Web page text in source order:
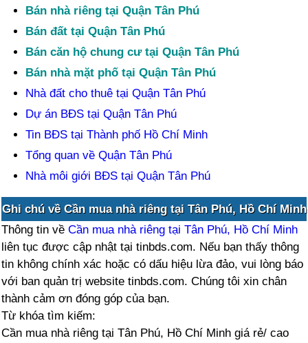
Bán nhà riêng tại Quận Tân Phú
Bán đất tại Quận Tân Phú
Bán căn hộ chung cư tại Quận Tân Phú
Bán nhà mặt phố tại Quận Tân Phú
Nhà đất cho thuê tại Quận Tân Phú
Dự án BĐS tại Quận Tân Phú
Tin BĐS tại Thành phố Hồ Chí Minh
Tổng quan về Quận Tân Phú
Nhà môi giới BĐS tại Quận Tân Phú
Ghi chú về Cần mua nhà riêng tại Tân Phú, Hồ Chí Minh
Thông tin vềCần mua nhà riêng tại Tân Phú, Hồ Chí Minh
liên tục được cập nhật tại tinbds.com. Nếu bạn thấy thông
tin không chính xác hoặc có dấu hiệu lừa đảo, vui lòng báo
với ban quản trị website tinbds.com. Chúng tôi xin chân
thành cảm ơn đóng góp của bạn.
Từ khóa tìm kiếm:
Cần mua nhà riêng tại Tân Phú, Hồ Chí Minh giá rẻ/ cao